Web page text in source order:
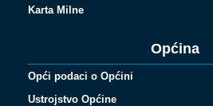
Karta Milne
Općina
Opći podaci o Općini
Ustrojstvo Općine